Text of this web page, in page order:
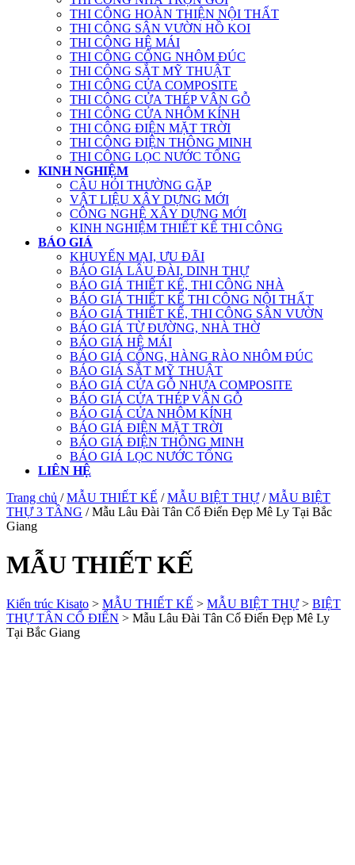
THI CÔNG HOÀN THIỆN NỘI THẤT
THI CÔNG SÂN VƯỜN HỒ KOI
THI CÔNG HỆ MÁI
THI CÔNG CỔNG NHÔM ĐÚC
THI CÔNG SẮT MỸ THUẬT
THI CÔNG CỬA COMPOSITE
THI CÔNG CỬA THÉP VÂN GỖ
THI CÔNG CỬA NHÔM KÍNH
THI CÔNG ĐIỆN MẶT TRỜI
THI CÔNG ĐIỆN THÔNG MINH
THI CÔNG LỌC NƯỚC TỔNG
KINH NGHIỆM
CÂU HỎI THƯỜNG GẶP
VẬT LIỆU XÂY DỰNG MỚI
CÔNG NGHỆ XÂY DỰNG MỚI
KINH NGHIỆM THIẾT KẾ THI CÔNG
BÁO GIÁ
KHUYẾN MẠI, ƯU ĐÃI
BÁO GIÁ LÂU ĐÀI, DINH THỰ
BÁO GIÁ THIẾT KẾ, THI CÔNG NHÀ
BÁO GIÁ THIẾT KẾ THI CÔNG NỘI THẤT
BÁO GIÁ THIẾT KẾ, THI CÔNG SÂN VƯỜN
BÁO GIÁ TỪ ĐƯỜNG, NHÀ THỜ
BÁO GIÁ HỆ MÁI
BÁO GIÁ CỔNG, HÀNG RÀO NHÔM ĐÚC
BÁO GIÁ SẮT MỸ THUẬT
BÁO GIÁ CỬA GỖ NHỰA COMPOSITE
BÁO GIÁ CỬA THÉP VÂN GỖ
BÁO GIÁ CỬA NHÔM KÍNH
BÁO GIÁ ĐIỆN MẶT TRỜI
BÁO GIÁ ĐIỆN THÔNG MINH
BÁO GIÁ LỌC NƯỚC TỔNG
LIÊN HỆ
Trang chủ /MẪU THIẾT KẾ /MẪU BIỆT THỰ/MẪU BIỆT
THỰ 3 TẦNG / Mẫu Lâu Đài Tân Cổ Điển Đẹp Mê Ly Tại Bắc
Giang
MẪU THIẾT KẾ
Kiến trúc Kisato > MẪU THIẾT KẾ > MẪU BIỆT THỰ> BIỆT
THỰ TÂN CỔ ĐIỂN > Mẫu Lâu Đài Tân Cổ Điển Đẹp Mê Ly
Tại Bắc Giang